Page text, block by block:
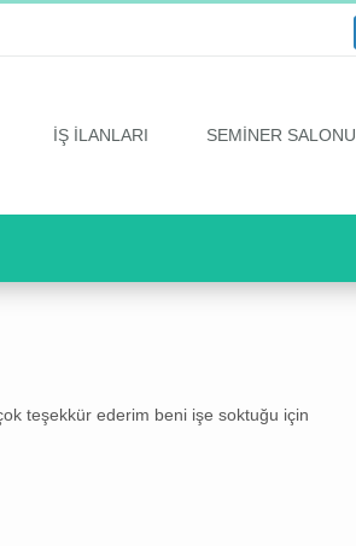
İŞ İLANLARI SEMİNER SALONU
teşekkür ederim beni işe soktuğu için